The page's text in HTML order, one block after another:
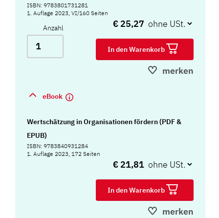
ISBN: 9783801731281
1. Auflage 2023, VI/160 Seiten
Anzahl € 25,27
In den Warenkorb
merken
eBook
Wertschätzung in Organisationen fördern (PDF &
EPUB)
ISBN: 9783840931284
1. Auflage 2023, 172 Seiten
€ 21,81
In den Warenkorb
merken